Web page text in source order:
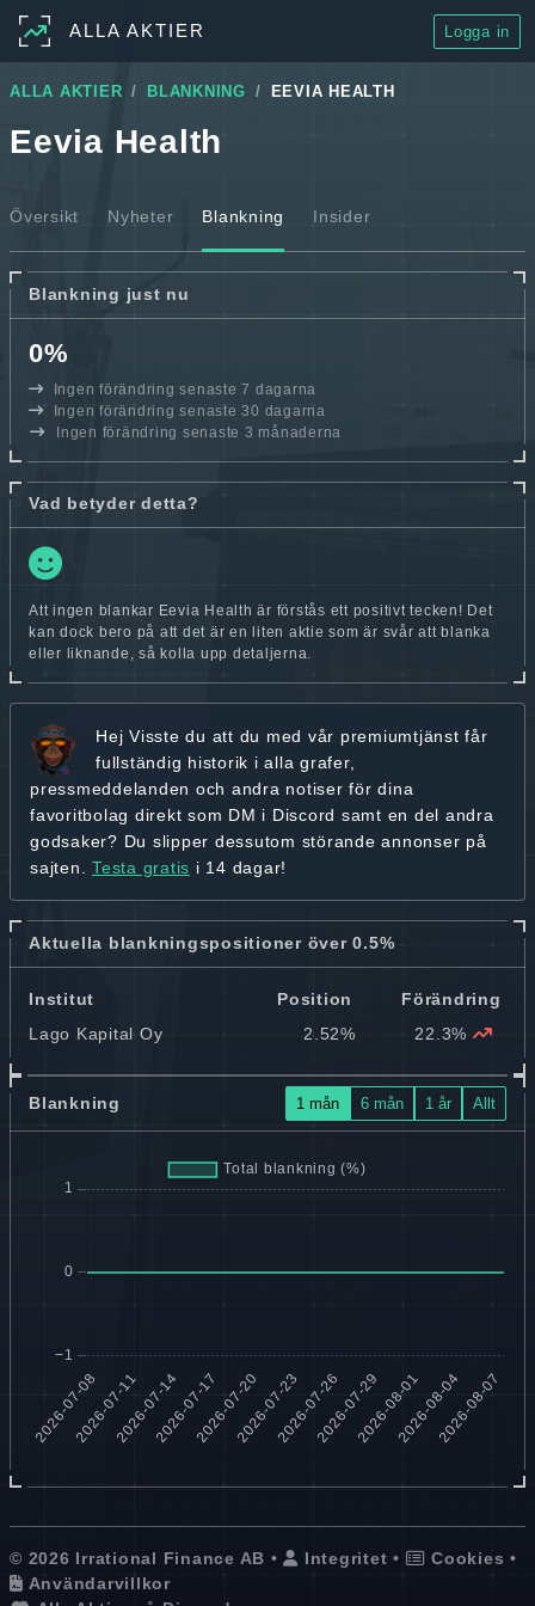
ALLA AKTIER Logga in
ALLA AKTIER BLANKNING EEVIA HEALTH
Eevia Health
Översikt Nyheter Blankning Insider
Blankning just nu
0%
Ingen förändring senaste 7 dagarna
Ingen förändring senaste 30 dagarna
Ingen förändring senaste 3 månaderna
Vad betyder detta?
Att ingen blankar Eevia Health är förstås ett positivt tecken! Det
kan dock bero på att det är en liten aktie som är svår att blanka
eller liknande, så kolla upp detaljerna.
Hej Visste du att du med vår premiumtjänst får
fullständig historik i alla grafer,
pressmeddelanden och andra notiser för dina
favoritbolag direkt som DM i Discord samt en del andra
godsaker? Du slipper dessutom störande annonser på
sajten. Testa gratis i 14 dagar!
Aktuella blankningspositioner över 0.5%
Institut Position
Förändring
Lago Kapital Oy
2.52% 22.3%
Blankning 1 mån 6 mån 1 år Allt
© 2026 Irrational Finance AB • Integritet • Cookies •
Användarvillkor